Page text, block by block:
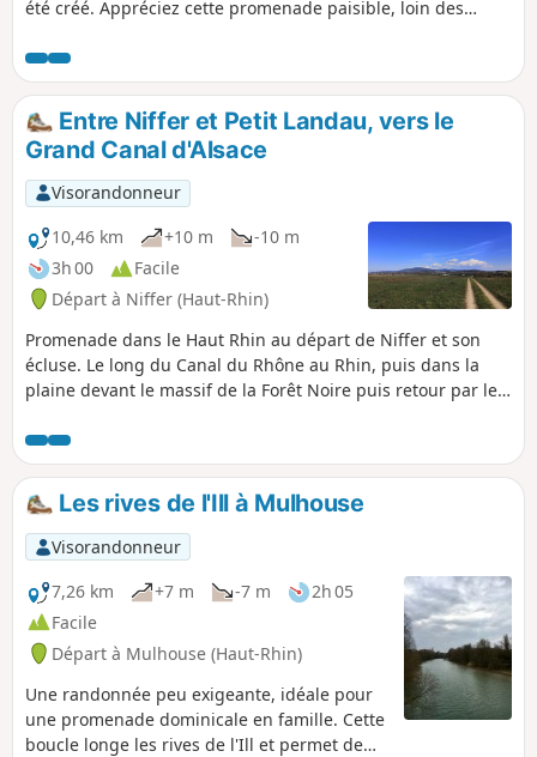
été créé. Appréciez cette promenade paisible, loin des
Entre Niffer et Petit Landau, vers le
Grand Canal d'Alsace
Visorandonneur
10,46 km
+10 m
-10 m
3h 00
Facile
Départ à Niffer (Haut-Rhin)
Promenade dans le Haut Rhin au départ de Niffer et son
écluse. Le long du Canal du Rhône au Rhin, puis dans la
plaine devant le massif de la Forêt Noire puis retour par le
Les rives de l'Ill à Mulhouse
Visorandonneur
7,26 km
+7 m -7 m
2h 05
Facile
Départ à Mulhouse (Haut-Rhin)
Une randonnée peu exigeante, idéale pour
une promenade dominicale en famille. Cette
boucle longe les rives de l'Ill et permet de